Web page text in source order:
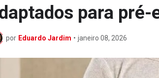
para pré-
por Eduardo Jardim • janeiro 08, 2026